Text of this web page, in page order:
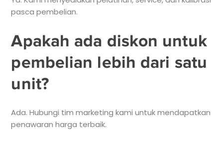
pasca pembelian.
Apakah ada diskon untuk
pembelian lebih dari satu
unit?
Ada. Hubungi tim marketing kami untuk mendapatkan
penawaran harga terbaik.